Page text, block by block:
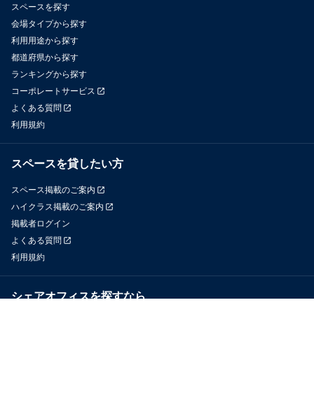
スペースを探す
会場タイプから探す
利用用途から探す
都道府県から探す
ランキングから探す
コーポレートサービス
よくある質問
利用規約
スペースを貸したい方
スペース掲載のご案内
ハイクラス掲載のご案内
掲載者ログイン
よくある質問
利用規約
シェアオフィスを探すなら